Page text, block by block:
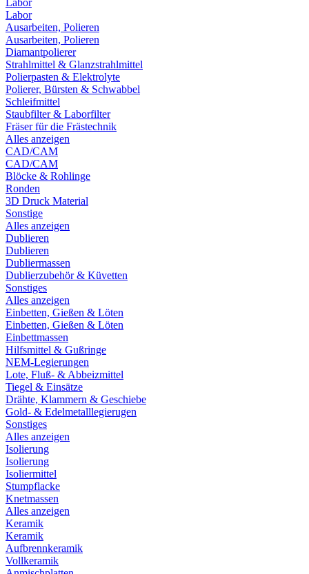
Labor
Labor
Ausarbeiten, Polieren
Ausarbeiten, Polieren
Diamantpolierer
Strahlmittel & Glanzstrahlmittel
Polierpasten & Elektrolyte
Polierer, Bürsten & Schwabbel
Schleifmittel
Staubfilter & Laborfilter
Fräser für die Frästechnik
Alles anzeigen
CAD/CAM
CAD/CAM
Blöcke & Rohlinge
Ronden
3D Druck Material
Sonstige
Alles anzeigen
Dublieren
Dublieren
Dubliermassen
Dublierzubehör & Küvetten
Sonstiges
Alles anzeigen
Einbetten, Gießen & Löten
Einbetten, Gießen & Löten
Einbettmassen
Hilfsmittel & Gußringe
NEM-Legierungen
Lote, Fluß- & Abbeizmittel
Tiegel & Einsätze
Drähte, Klammern & Geschiebe
Gold- & Edelmetalllegierugen
Sonstiges
Alles anzeigen
Isolierung
Isolierung
Isoliermittel
Stumpflacke
Knetmassen
Alles anzeigen
Keramik
Keramik
Aufbrennkeramik
Vollkeramik